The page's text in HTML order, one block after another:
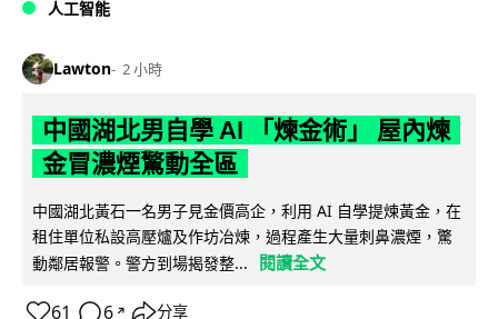
人工智能
Lawton 2 小時
中國湖北男自學 AI 「煉金術」 屋內煉
金冒濃煙驚動全區
中國湖北黃石一名男子見金價高企，利用 AI 自學提煉黃金，在
租住單位私設高壓爐及作坊冶煉，過程產生大量刺鼻濃煙，驚
動鄰居報警。警方到場揭發整...
閱讀全文
61 6 ↗ 分享